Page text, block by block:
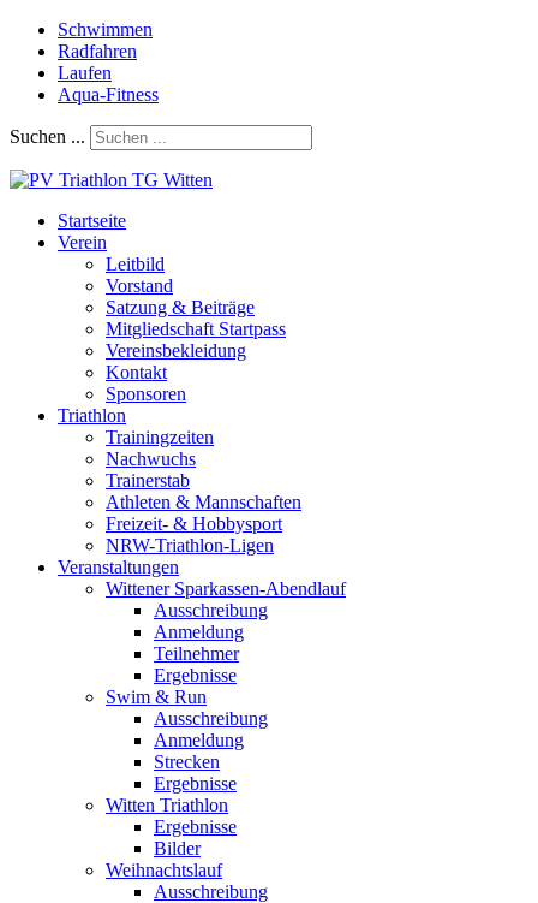
Schwimmen
Radfahren
Laufen
Aqua-Fitness
Suchen ...
Startseite
Verein
Leitbild
Vorstand
Satzung & Beiträge
Mitgliedschaft Startpass
Vereinsbekleidung
Kontakt
Sponsoren
Triathlon
Trainingzeiten
Nachwuchs
Trainerstab
Athleten & Mannschaften
Freizeit- & Hobbysport
NRW-Triathlon-Ligen
Veranstaltungen
Wittener Sparkassen-Abendlauf
Ausschreibung
Anmeldung
Teilnehmer
Ergebnisse
Swim & Run
Ausschreibung
Anmeldung
Strecken
Ergebnisse
Witten Triathlon
Ergebnisse
Bilder
Weihnachtslauf
Ausschreibung